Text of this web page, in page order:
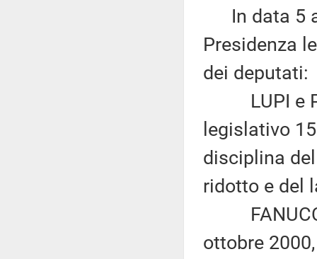
In data 5
Presidenza
dei deputati:
LUPI e
legislativo
disciplina
ridotto e del
FANUCCI
ottobre